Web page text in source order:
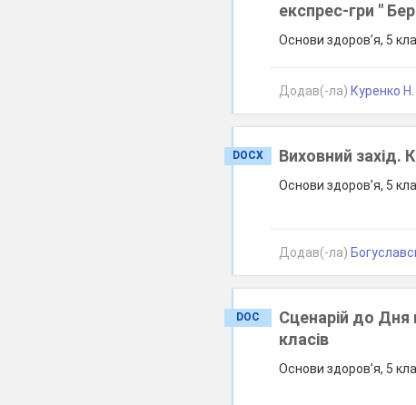
експрес-гри "
Основи здоров’я, 5
Додав(-ла) Куренко Н.
DOCX Виховний захід.
Основи здоров’я, 5
Додав(-ла)
DOC
Сценарій до Дня
класів
Основи здоров’я, 5